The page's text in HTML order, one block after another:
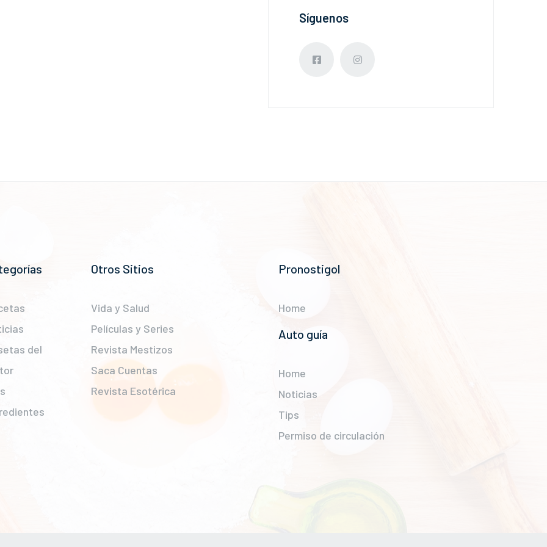
Síguenos
del
Otros Sitios
Vida y Salud
Películas y Series
Revista Mestizos
Saca Cuentas
Revista Esotérica
Pronostigol
Home
Auto guía
Home
Noticias
Tips
Permiso de circulación